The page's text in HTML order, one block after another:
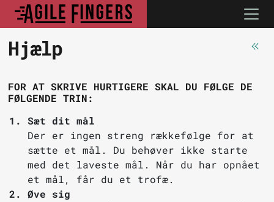
Hjælp
FOR AT SKRIVE HURTIGERE SKAL DU FØLGE DE
FØLGENDE TRIN:
Sæt dit mål
Der er ingen streng rækkefølge for at
sætte et mål. Du behøver ikke starte
med det laveste mål.
Når du har opnået
et mål, får du et trofæ.
Øve sig